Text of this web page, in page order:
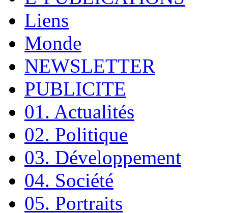
Liens
Monde
NEWSLETTER
PUBLICITE
01. Actualités
02. Politique
03. Développement
04. Société
05. Portraits